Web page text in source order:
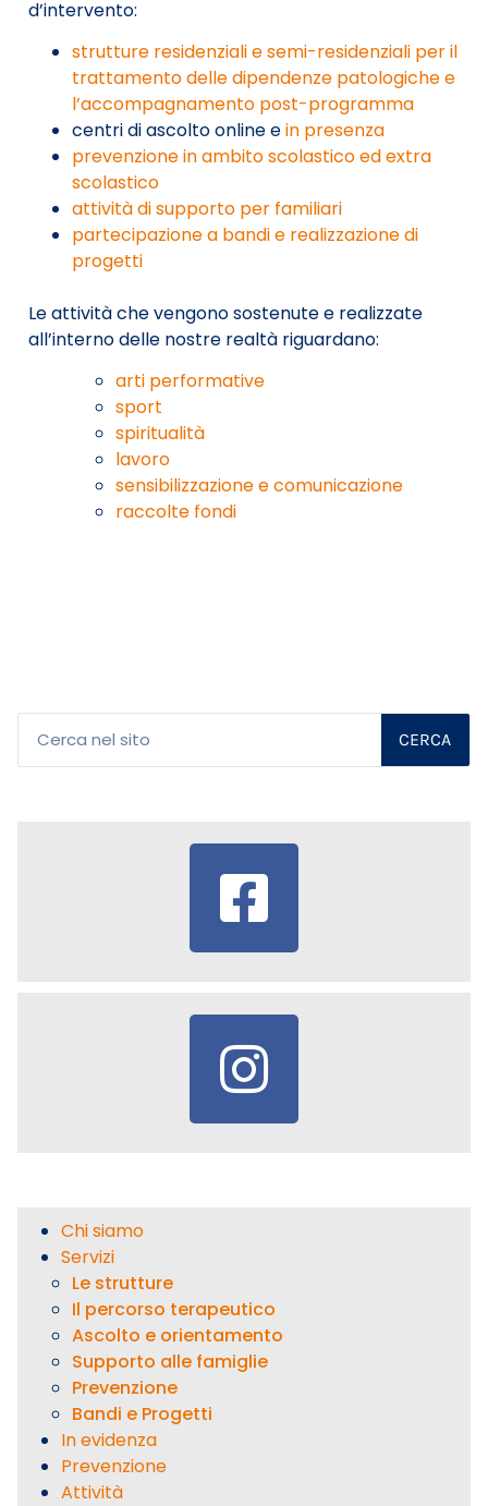
CERCA
Chi siamo
Servizi
Le strutture
Il percorso terapeutico
Ascolto e orientamento
Supporto alle famiglie
Prevenzione
Bandi e Progetti
In evidenza
Prevenzione
Attività
d’intervento:
strutture residenziali e semi-residenziali per il
trattamento delle dipendenze patologiche e
l’accompagnamento post-programma
centri di ascolto online ein presenza
prevenzione in ambito scolastico ed extra
scolastico
attività di supporto per familiari
partecipazione a bandi e realizzazione di
progetti
Le attività che vengono sostenute e realizzate
all’interno delle nostre realtà riguardano:
arti performative
sport
spiritualità
lavoro
sensibilizzazione e comunicazione
raccolte fondi